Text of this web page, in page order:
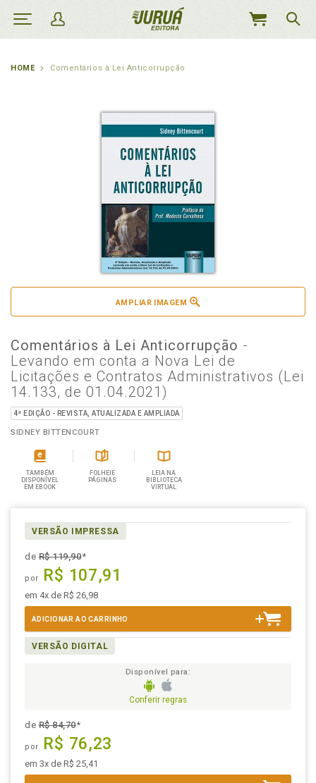
MEU
HOME Comentários à Lei Anticorrupção
AMPLIAR IMAGEM
Comentários à Lei Anticorrupção -
Levando em conta a Nova Lei de
Licitações e Contratos Administrativos (Lei
14.133, de 01.04.2021)
4ª EDIÇÃO - REVISTA, ATUALIZADA E AMPLIADA
SIDNEY BITTENCOURT
TAMBÉM
DISPONÍVEL
EM EBOOK
FOLHEIE
PÁGINAS
LEIA NA
BIBLIOTECA
VIRTUAL
VERSÃO IMPRESSA
deR$ 119,90*
por R$ 107,91
em 4x de R$ 26,98
ADICIONAR AO CARRINHO
VERSÃO DIGITAL
Disponível para:
Conferir regras
deR$ 84,70*
por R$ 76,23
em 3x de R$ 25,41